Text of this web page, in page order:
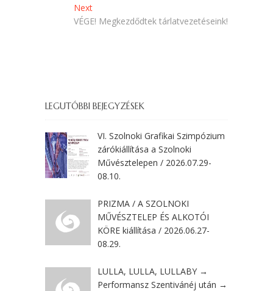
NextNext
post:
VÉGE! Megkezdődtek tárlatvezetéseink!
LEGUTÓBBI BEJEGYZÉSEK
VI. Szolnoki Grafikai Szimpózium
zárókiállítása a Szolnoki
Művésztelepen / 2026.07.29-
08.10.
PRIZMA / A SZOLNOKI
MŰVÉSZTELEP ÉS ALKOTÓI
KÖRE kiállítása / 2026.06.27-
08.29.
LULLA, LULLA, LULLABY →
Performansz Szentivánéj után →